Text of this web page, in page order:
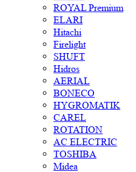
ROYAL Premium
ELARI
Hitachi
Firelight
SHUFT
Hidros
AERIAL
BONECO
HYGROMATIK
CAREL
ROTATION
AC ELECTRIC
TOSHIBA
Midea